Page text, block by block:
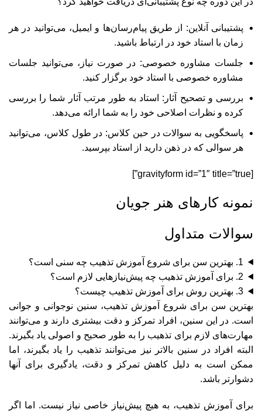
پشتیبانی آنلاین: از طریق پیام‌رسان‌ها و ایمیل، می‌توانید در هر
زمان با استاد خود در ارتباط باشید.
جلسات مشاوره خصوصی: در صورت نیاز، می‌توانید جلسات
مشاوره خصوصی با استاد خود برگزار کنید.
بررسی و تصحیح آثار: استاد به طور مرتب آثار شما را بررسی
کرده و نظرات اصلاحی خود را به شما ارائه می‌دهد.
پاسخگویی به سوالات در حین کلاس: در طول کلاس، می‌توانید
هر سوالی که در ذهن دارید از استاد بپرسید.
[gravityform id=”1″ title=”true”]
نمونه کارهای هنر جویان
سوالات متداول
1. بهترین سن برای شروع آموزش تذهیب چه سنی است؟
2. برای آموزش تذهیب چه پیش‌نیازهایی لازم است؟
3. بهترین روش برای آموزش تذهیب چیست؟
بهترین سن برای شروع آموزش تذهیب، سنین نوجوانی و جوانی
است. در این سنین، افراد تمرکز و دقت بیشتری دارند و می‌توانند
مهارت‌های لازم برای تذهیب را به طور صحیح و اصولی یاد بگیرند.
البته افراد در سنین بالاتر نیز می‌توانند تذهیب را یاد بگیرند، اما
ممکن است به دلیل کاهش تمرکز و دقت، یادگیری برای آنها
دشوارتر باشد.
برای آموزش تذهیب، به هیچ پیش‌نیاز خاصی نیاز نیست. اما اگر